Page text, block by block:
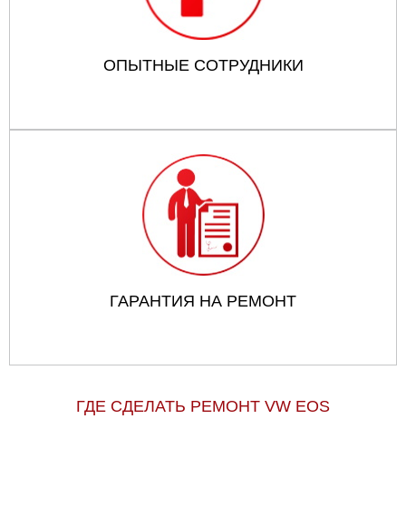
ОПЫТНЫЕ СОТРУДНИКИ
ГАРАНТИЯ НА РЕМОНТ
ГДЕ СДЕЛАТЬ РЕМОНТ VW EOS